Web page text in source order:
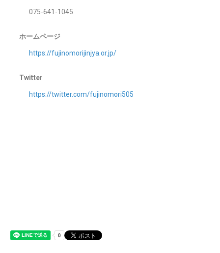
075-641-1045
ホームページ
https://fujinomorijinjya.or.jp/
Twitter
https://twitter.com/fujinomori505